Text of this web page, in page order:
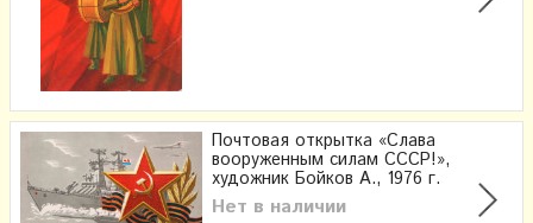
Почтовая открытка «Слава
вооруженным силам СССР!»,
художник Бойков А., 1976 г.
Нет в наличии